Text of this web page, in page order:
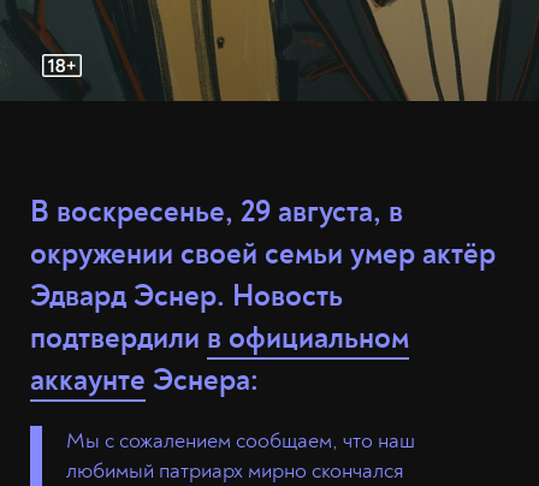
В воскресенье, 29 августа, в
окружении своей семьи умер актёр
Эдвард Эснер. Новость
подтвердили в официальном
аккаунте Эснера:
Мы с сожалением сообщаем, что наш
любимый патриарх мирно скончался